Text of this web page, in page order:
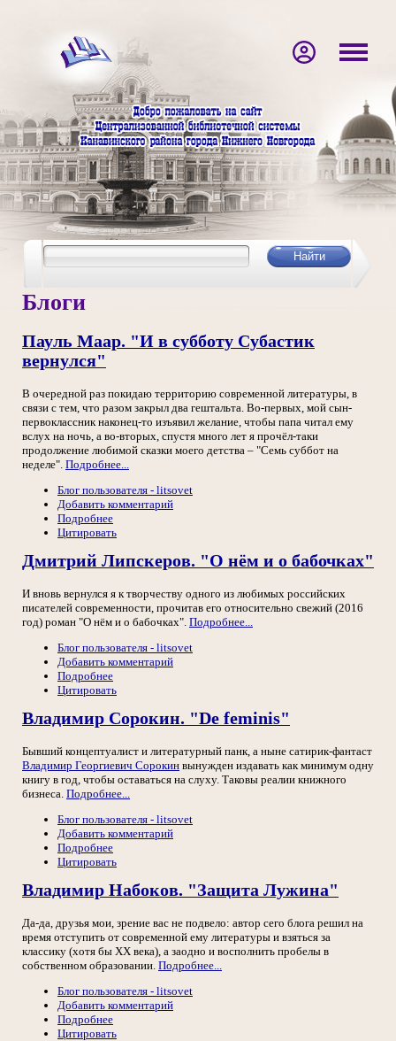
Блоги
Пауль Маар. "И в субботу Субастик
вернулся"
В очередной раз покидаю территорию современной литературы, в
связи с тем, что разом закрыл два гештальта. Во-первых, мой сын-
первоклассник наконец-то изъявил желание, чтобы папа читал ему
вслух на ночь, а во-вторых, спустя много лет я прочёл-таки
продолжение любимой сказки моего детства – "Семь суббот на
неделе". Подробнее...
Блог пользователя - litsovet
Добавить комментарий
Подробнее
Цитировать
Дмитрий Липскеров. "О нём и о бабочках"
И вновь вернулся я к творчеству одного из любимых российских
писателей современности, прочитав его относительно свежий (2016
год) роман "О нём и о бабочках". Подробнее...
Блог пользователя - litsovet
Добавить комментарий
Подробнее
Цитировать
Владимир Сорокин. "De feminis"
Бывший концептуалист и литературный панк, а ныне сатирик-фантаст
Владимир Георгиевич Сорокин вынужден издавать как минимум одну
книгу в год, чтобы оставаться на слуху. Таковы реалии книжного
бизнеса. Подробнее...
Блог пользователя - litsovet
Добавить комментарий
Подробнее
Цитировать
Владимир Набоков. "Защита Лужина"
Да-да, друзья мои, зрение вас не подвело: автор сего блога решил на
время отступить от современной ему литературы и взяться за
классику (хотя бы XX века), а заодно и восполнить пробелы в
собственном образовании. Подробнее...
Блог пользователя - litsovet
Добавить комментарий
Подробнее
Цитировать